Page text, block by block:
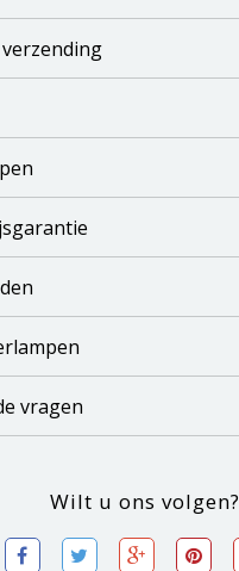
vragen
Wilt u ons volgen?